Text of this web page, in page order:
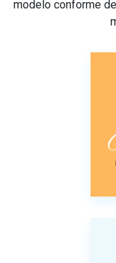
modelo conforme